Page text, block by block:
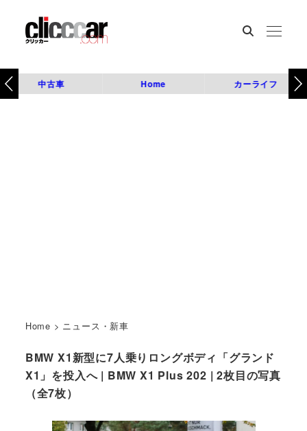
中古車 Home カーライフ
Home > ニュース・新車
BMW X1新型に7人乗りロングボディ「グランド
X1」を投入へ | BMW X1 Plus 202 | 2枚目の写真
（全7枚）